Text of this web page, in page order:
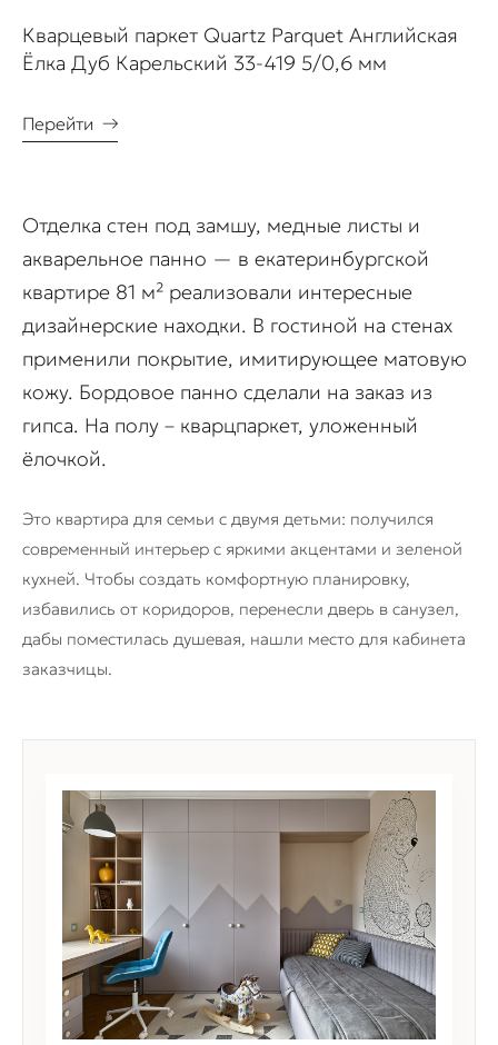
Кварцевый паркет Quartz Parquet Английская
Ёлка Дуб Карельский 33-419 5/0,6 мм
Перейти →
Отделка стен под замшу, медные листы и
акварельное панно — в екатеринбургской
квартире 81 м² реализовали интересные
дизайнерские находки. В гостиной на стенах
применили покрытие, имитирующее матовую
кожу. Бордовое панно сделали на заказ из
гипса. На полу – кварцпаркет, уложенный
ёлочкой.
Это квартира для семьи с двумя детьми: получился
современный интерьер с яркими акцентами и зеленой
кухней. Чтобы создать комфортную планировку,
избавились от коридоров, перенесли дверь в санузел,
дабы поместилась душевая, нашли место для кабинета
заказчицы.